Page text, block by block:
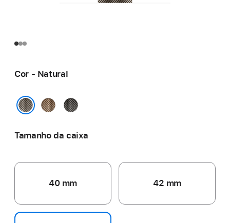
Cor - Natural
DouradoArdósia
Tamanho da caixa
40 mm 42 mm